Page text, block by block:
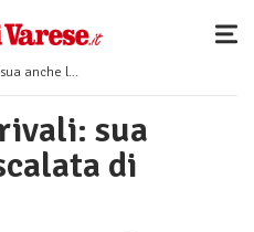
di Peyragudes
sua
di